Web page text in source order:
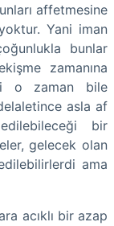
affetmesine
Yani iman
bunlar
zamanına
o zaman bile
asla af
bir
gelecek olan
ama
acıklı bir azap